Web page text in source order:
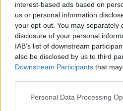
interest-based ads based on
us or personal information
your opt-out. You may separately
disclosure of your personal
IAB’s list of downstream
also be disclosed by us to third
Downstream Participants that
Personal Data Processing